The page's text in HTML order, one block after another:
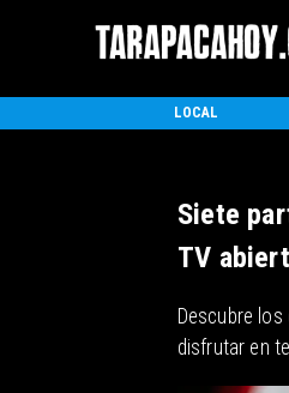
LOCAL
Siete
TV
Descubre
disfrutar en